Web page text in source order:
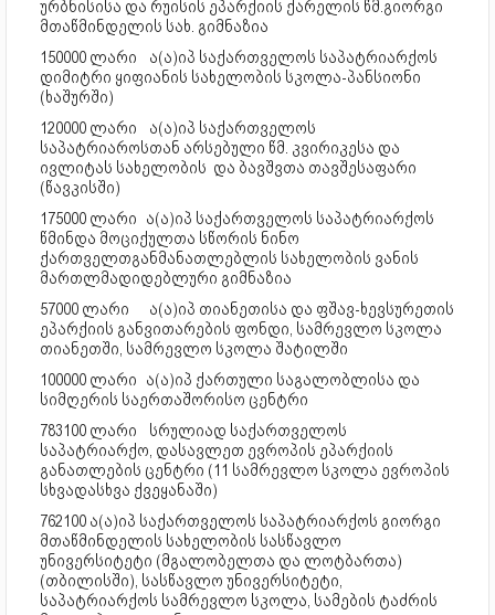
ურბნისისა და რუისის ეპარქიის ქარელის წმ.გიორგი
მთაწმინდელის სახ. გიმნაზია
150000 ლარი
ა(ა)იპ საქართველოს საპატრიარქოს
დიმიტრი ყიფიანის სახელობის სკოლა-პანსიონი
(ხაშურში)
120000 ლარი
ა(ა)იპ საქართველოს
საპატრიაროსთან არსებული წმ. კვირიკესა და
ივლიტას სახელობის და ბავშვთა თავშესაფარი
(წავკისში)
175000 ლარი ა(ა)იპ საქართველოს საპატრიარქოს
წმინდა მოციქულთა სწორის ნინო
ქართველთგანმანათლებლის სახელობის ვანის
მართლმადიდებლური გიმნაზია
57000 ლარი
ა(ა)იპ თიანეთისა და ფშავ-ხევსურეთის
ეპარქიის განვითარების ფონდი, სამრევლო სკოლა
თიანეთში, სამრევლო სკოლა შატილში
100000 ლარი ა(ა)იპ ქართული საგალობლისა და
სიმღერის საერთაშორისო ცენტრი
783100 ლარი
სრულიად საქართველოს
საპატრიარქო, დასავლეთ ევროპის ეპარქიის
განათლების ცენტრი (11 სამრევლო სკოლა ევროპის
სხვადასხვა ქვეყანაში)
762100 ა(ა)იპ საქართველოს საპატრიარქოს გიორგი
მთაწმინდელის სახელობის სასწავლო
უნივერსიტეტი (მგალობელთა და ლოტბართა)
(თბილისში), სასწავლო უნივერსიტეტი,
საპატრიარქოს სამრევლო სკოლა, სამების ტაძრის